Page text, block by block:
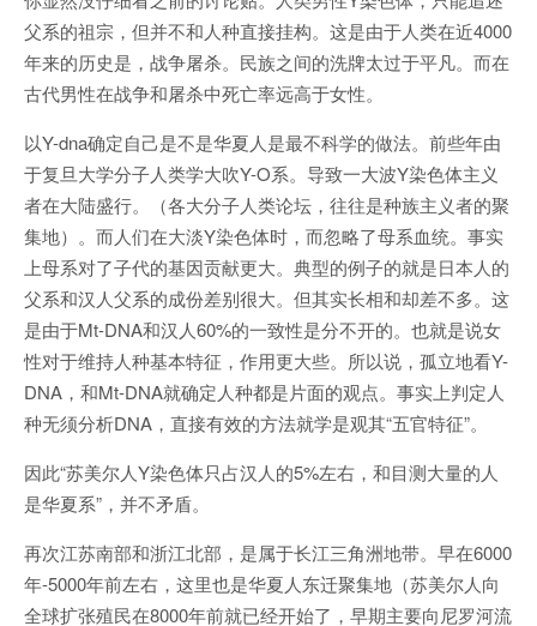
父系的祖宗，但并不和人种直接挂构。这是由于人类在近4000
年来的历史是，战争屠杀。民族之间的洗牌太过于平凡。而在
古代男性在战争和屠杀中死亡率远高于女性。
以Y-dna确定自己是不是华夏人是最不科学的做法。前些年由
于复旦大学分子人类学大吹Y-O系。导致一大波Y染色体主义
者在大陆盛行。（各大分子人类论坛，往往是种族主义者的聚
集地）。而人们在大淡Y染色体时，而忽略了母系血统。事实
上母系对了子代的基因贡献更大。典型的例子的就是日本人的
父系和汉人父系的成份差别很大。但其实长相和却差不多。这
是由于Mt-DNA和汉人60%的一致性是分不开的。也就是说女
性对于维持人种基本特征，作用更大些。所以说，孤立地看Y-
DNA，和Mt-DNA就确定人种都是片面的观点。事实上判定人
种无须分析DNA，直接有效的方法就学是观其“五官特征”。
因此“苏美尔人Y染色体只占汉人的5%左右，和目测大量的人
是华夏系”，并不矛盾。
再次江苏南部和浙江北部，是属于长江三角洲地带。早在6000
年-5000年前左右，这里也是华夏人东迁聚集地（苏美尔人向
全球扩张殖民在8000年前就已经开始了，早期主要向尼罗河流